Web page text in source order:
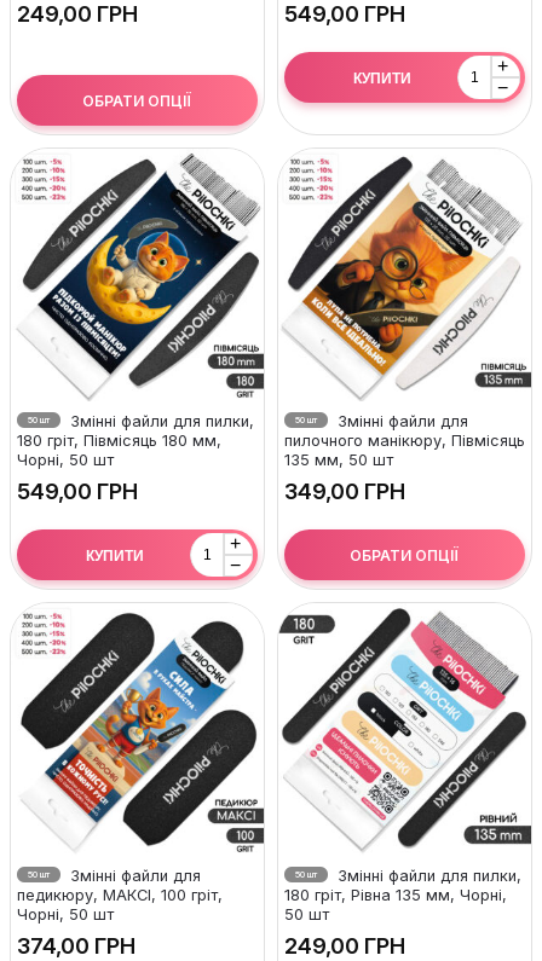
ГРН
ОБРАТИ ОПЦІЇ
ГРН
+
−
КУПИТИ
50 шт
Змінні файли для пилки,
180 гріт, Півмісяць 180 мм,
Чорні, 50 шт
ГРН
+
−
КУПИТИ
50 шт
Змінні файли для
пилочного манікюру, Півмісяць
135 мм, 50 шт
ГРН
ОБРАТИ ОПЦІЇ
50 шт
Змінні файли для
педикюру, МАКСІ, 100 гріт,
Чорні, 50 шт
ГРН
50 шт
Змінні файли для пилки,
180 гріт, Рівна 135 мм, Чорні,
50 шт
ГРН